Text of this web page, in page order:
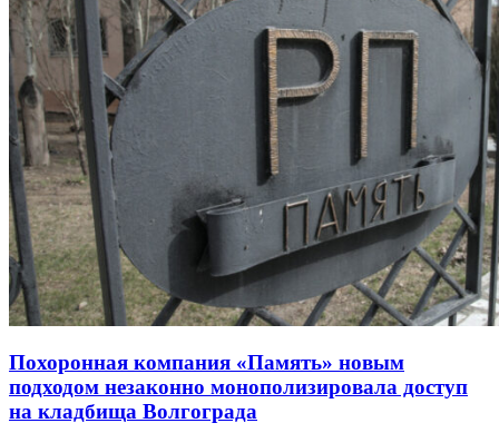
Похоронная компания «Память» новым
подходом незаконно монополизировала доступ
на кладбища Волгограда